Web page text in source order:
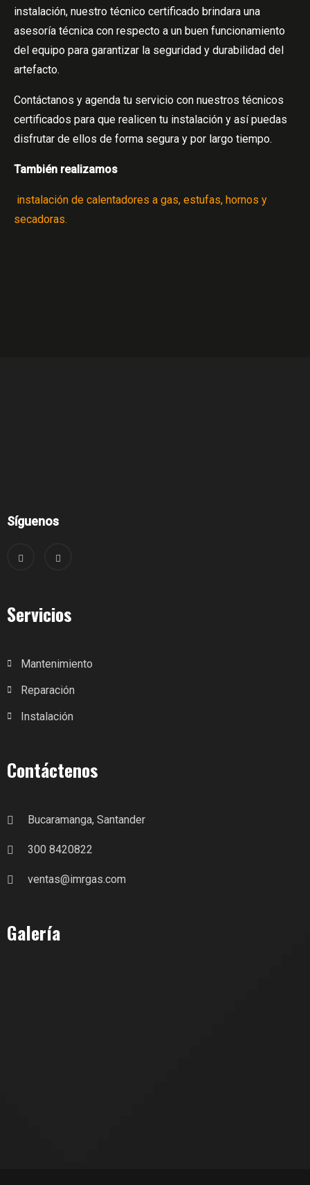
instalación, nuestro técnico certificado brindara una
asesoría técnica con respecto a un buen funcionamiento
del equipo para garantizar la seguridad y durabilidad del
artefacto.
Contáctanos y agenda tu servicio con nuestros técnicos
certificados para que realicen tu instalación y así puedas
disfrutar de ellos de forma segura y por largo tiempo.
También realizamos
instalación de calentadores a gas, estufas, hornos y
secadoras.
Síguenos
Servicios
Mantenimiento
Reparación
Instalación
Contáctenos
Bucaramanga, Santander
300 8420822
ventas@imrgas.com
Galería